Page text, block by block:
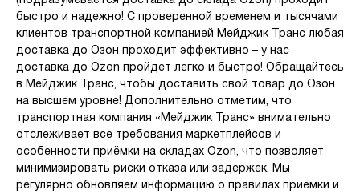
быстро и надежно! С проверенной временем и тысячами
клиентов транспортной компанией Мейджик Транс любая
доставка до Озон проходит эффективно – у нас
доставка до Ozon пройдет легко и быстро! Обращайтесь
в Мейджик Транс, чтобы доставить свой товар до Озон
на высшем уровне! Дополнительно отметим, что
транспортная компания «Мейджик Транс» внимательно
отслеживает все требования маркетплейсов и
особенности приёмки на складах Ozon, что позволяет
минимизировать риски отказа или задержек. Мы
регулярно обновляем информацию о правилах приёмки и